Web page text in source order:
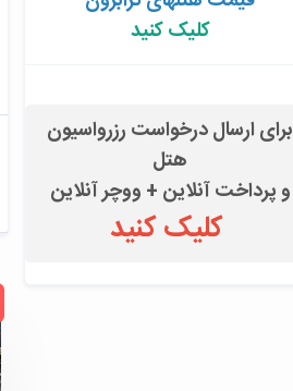
کلیک کنید
برای ارسال درخواست رزرواسیون
هتل
و پرداخت آنلاین + ووچر آنلاین